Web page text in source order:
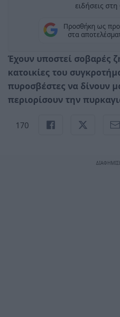
ειδήσεις
Προσθήκη ως
στα
Έχουν υποστεί σοβαρές
κατοικίες του
πυροσβέστες να δίνουν
περιορίσουν την
170